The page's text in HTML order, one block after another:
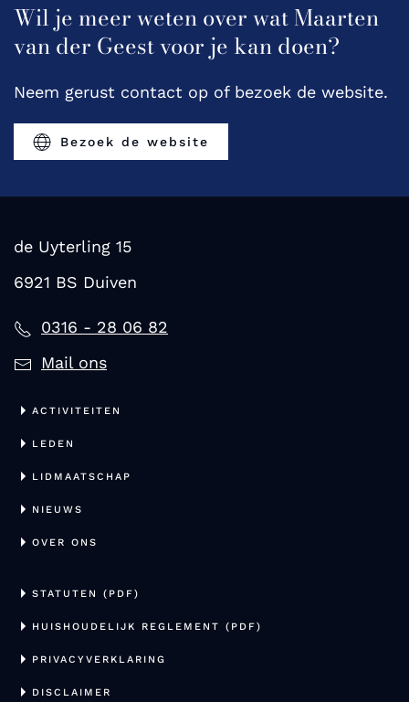
Wil je meer weten over wat Maarten
van der Geest voor je kan doen?
Neem gerust contact op of bezoek de website.
Bezoek de website
de Uyterling 15
6921 BS Duiven
0316 - 28 06 82
Mail ons
ACTIVITEITEN
LEDEN
LIDMAATSCHAP
NIEUWS
OVER ONS
STATUTEN (PDF)
HUISHOUDELIJK REGLEMENT (PDF)
PRIVACYVERKLARING
DISCLAIMER